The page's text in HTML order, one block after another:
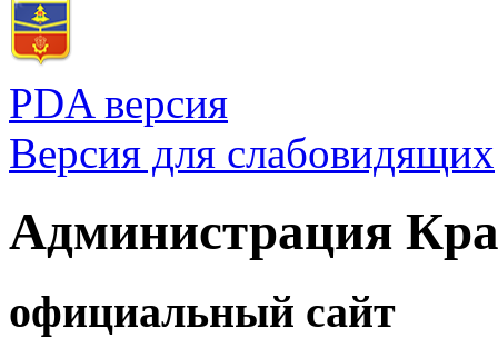
PDA версия
Версия для слабовидящих
Администрация
официальный сайт